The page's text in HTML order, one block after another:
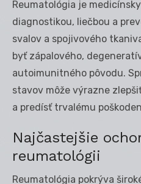
Reumatológia je
diagnostikou, liečbou a
svalov a spojivového
byť zápalového,
autoimunitného pôvodu.
stavov môže výrazne
a predísť trvalému
Najčastejšie
reumatológii
Reumatológia pokrýva